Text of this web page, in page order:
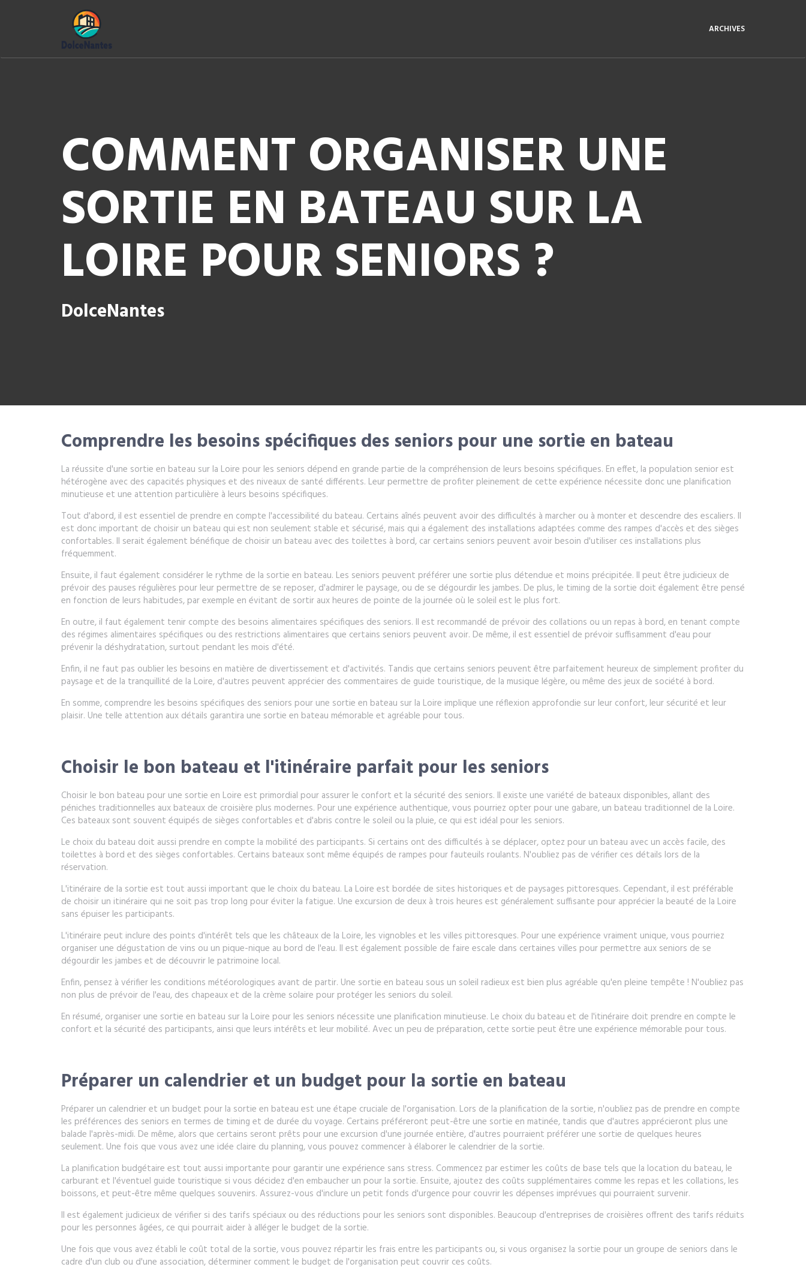
ARCHIVES
COMMENT ORGANISER UNE
SORTIE EN BATEAU SUR LA
LOIRE POUR SENIORS ?
DolceNantes
Comprendre les besoins spécifiques des seniors pour une sortie en bateau
La réussite d'une sortie en bateau sur la Loire pour les seniors dépend en grande partie de la compréhension de leurs besoins spécifiques. En effet, la population senior est
hétérogène avec des capacités physiques et des niveaux de santé différents. Leur permettre de profiter pleinement de cette expérience nécessite donc une planification
minutieuse et une attention particulière à leurs besoins spécifiques.
Tout d'abord, il est essentiel de prendre en compte l'accessibilité du bateau. Certains aînés peuvent avoir des difficultés à marcher ou à monter et descendre des escaliers. Il
est donc important de choisir un bateau qui est non seulement stable et sécurisé, mais qui a également des installations adaptées comme des rampes d'accès et des sièges
confortables. Il serait également bénéfique de choisir un bateau avec des toilettes à bord, car certains seniors peuvent avoir besoin d'utiliser ces installations plus
fréquemment.
Ensuite, il faut également considérer le rythme de la sortie en bateau. Les seniors peuvent préférer une sortie plus détendue et moins précipitée. Il peut être judicieux de
prévoir des pauses régulières pour leur permettre de se reposer, d'admirer le paysage, ou de se dégourdir les jambes. De plus, le timing de la sortie doit également être pensé
en fonction de leurs habitudes, par exemple en évitant de sortir aux heures de pointe de la journée où le soleil est le plus fort.
En outre, il faut également tenir compte des besoins alimentaires spécifiques des seniors. Il est recommandé de prévoir des collations ou un repas à bord, en tenant compte
des régimes alimentaires spécifiques ou des restrictions alimentaires que certains seniors peuvent avoir. De même, il est essentiel de prévoir suffisamment d'eau pour
prévenir la déshydratation, surtout pendant les mois d'été.
Enfin, il ne faut pas oublier les besoins en matière de divertissement et d'activités. Tandis que certains seniors peuvent être parfaitement heureux de simplement profiter du
paysage et de la tranquillité de la Loire, d'autres peuvent apprécier des commentaires de guide touristique, de la musique légère, ou même des jeux de société à bord.
En somme, comprendre les besoins spécifiques des seniors pour une sortie en bateau sur la Loire implique une réflexion approfondie sur leur confort, leur sécurité et leur
plaisir. Une telle attention aux détails garantira une sortie en bateau mémorable et agréable pour tous.
Choisir le bon bateau et l'itinéraire parfait pour les seniors
Choisir le bon bateau pour une sortie en Loire est primordial pour assurer le confort et la sécurité des seniors. Il existe une variété de bateaux disponibles, allant des
péniches traditionnelles aux bateaux de croisière plus modernes. Pour une expérience authentique, vous pourriez opter pour une gabare, un bateau traditionnel de la Loire.
Ces bateaux sont souvent équipés de sièges confortables et d'abris contre le soleil ou la pluie, ce qui est idéal pour les seniors.
Le choix du bateau doit aussi prendre en compte la mobilité des participants. Si certains ont des difficultés à se déplacer, optez pour un bateau avec un accès facile, des
toilettes à bord et des sièges confortables. Certains bateaux sont même équipés de rampes pour fauteuils roulants. N'oubliez pas de vérifier ces détails lors de la
réservation.
L'itinéraire de la sortie est tout aussi important que le choix du bateau. La Loire est bordée de sites historiques et de paysages pittoresques. Cependant, il est préférable
de choisir un itinéraire qui ne soit pas trop long pour éviter la fatigue. Une excursion de deux à trois heures est généralement suffisante pour apprécier la beauté de la Loire
sans épuiser les participants.
L'itinéraire peut inclure des points d'intérêt tels que les châteaux de la Loire, les vignobles et les villes pittoresques. Pour une expérience vraiment unique, vous pourriez
organiser une dégustation de vins ou un pique-nique au bord de l'eau. Il est également possible de faire escale dans certaines villes pour permettre aux seniors de se
dégourdir les jambes et de découvrir le patrimoine local.
Enfin, pensez à vérifier les conditions météorologiques avant de partir. Une sortie en bateau sous un soleil radieux est bien plus agréable qu'en pleine tempête ! N'oubliez pas
non plus de prévoir de l'eau, des chapeaux et de la crème solaire pour protéger les seniors du soleil.
En résumé, organiser une sortie en bateau sur la Loire pour les seniors nécessite une planification minutieuse. Le choix du bateau et de l'itinéraire doit prendre en compte le
confort et la sécurité des participants, ainsi que leurs intérêts et leur mobilité. Avec un peu de préparation, cette sortie peut être une expérience mémorable pour tous.
Préparer un calendrier et un budget pour la sortie en bateau
Préparer un calendrier et un budget pour la sortie en bateau est une étape cruciale de l'organisation. Lors de la planification de la sortie, n'oubliez pas de prendre en compte
les préférences des seniors en termes de timing et de durée du voyage. Certains préféreront peut-être une sortie en matinée, tandis que d'autres apprécieront plus une
balade l'après-midi. De même, alors que certains seront prêts pour une excursion d'une journée entière, d'autres pourraient préférer une sortie de quelques heures
seulement. Une fois que vous avez une idée claire du planning, vous pouvez commencer à élaborer le calendrier de la sortie.
La planification budgétaire est tout aussi importante pour garantir une expérience sans stress. Commencez par estimer les coûts de base tels que la location du bateau, le
carburant et l'éventuel guide touristique si vous décidez d'en embaucher un pour la sortie. Ensuite, ajoutez des coûts supplémentaires comme les repas et les collations, les
boissons, et peut-être même quelques souvenirs. Assurez-vous d'inclure un petit fonds d'urgence pour couvrir les dépenses imprévues qui pourraient survenir.
Il est également judicieux de vérifier si des tarifs spéciaux ou des réductions pour les seniors sont disponibles. Beaucoup d'entreprises de croisières offrent des tarifs réduits
pour les personnes âgées, ce qui pourrait aider à alléger le budget de la sortie.
Une fois que vous avez établi le coût total de la sortie, vous pouvez répartir les frais entre les participants ou, si vous organisez la sortie pour un groupe de seniors dans le
cadre d'un club ou d'une association, déterminer comment le budget de l'organisation peut couvrir ces coûts.